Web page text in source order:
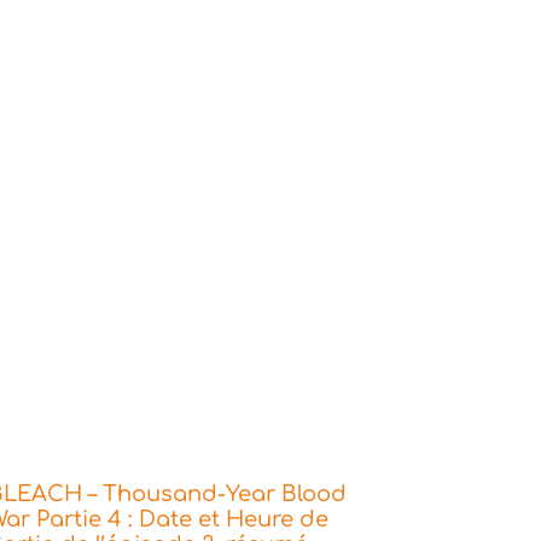
– Thousand-Year Blood
Partie 4 : Date et Heure de